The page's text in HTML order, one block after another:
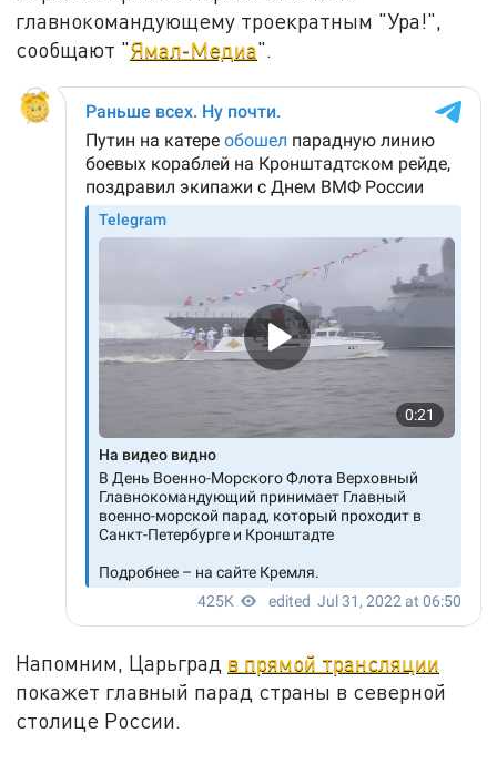
главнокомандующему троекратным "Ура!",
сообщают "Ямал-Медиа".
Напомним, Царьград в прямой трансляции
покажет главный парад страны в северной
столице России.